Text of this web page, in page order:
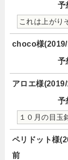
予
これは上がり
choco様
予
アロエ様
予
１０月の目玉
ペリドット様
前